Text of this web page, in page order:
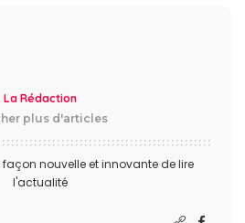
La Rédaction
plus d'articles
façon nouvelle et innovante de lire
l'actualité